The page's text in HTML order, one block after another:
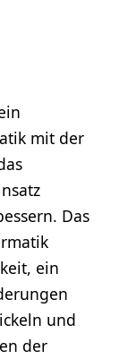
mit der
Das
ein
und
der